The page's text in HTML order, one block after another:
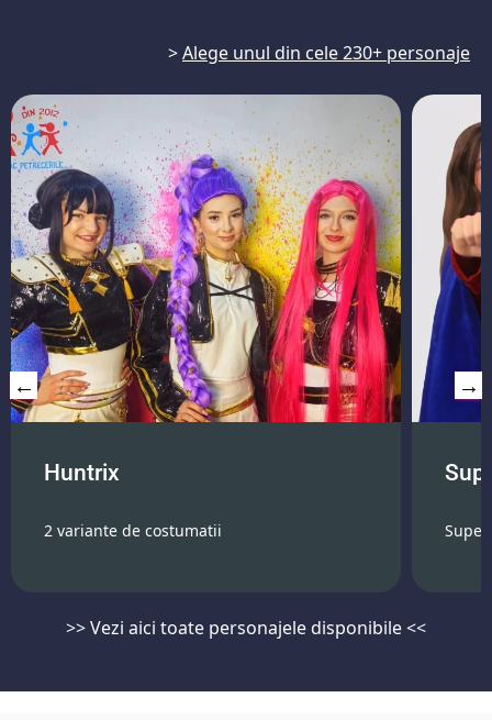
>Alege unul din cele 230+ personaje
Huntrix
2 variante de costumatii
>>Vezi aici toate personajele disponibile<<